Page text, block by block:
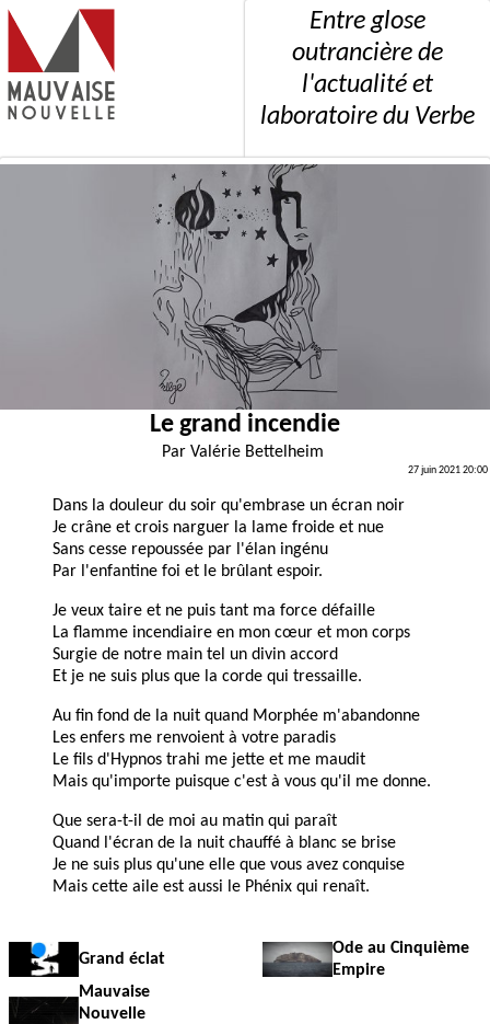
Entre glose
outrancière de
l'actualité et
laboratoire du Verbe
Le grand incendie
Par Valérie Bettelheim
27 juin 2021 20:00
Dans la douleur du soir qu'embrase un écran noir
Je crâne et crois narguer la lame froide et nue
Sans cesse repoussée par l'élan ingénu
Par l'enfantine foi et le brûlant espoir.
Je veux taire et ne puis tant ma force défaille
La flamme incendiaire en mon cœur et mon corps
Surgie de notre main tel un divin accord
Et je ne suis plus que la corde qui tressaille.
Au fin fond de la nuit quand Morphée m'abandonne
Les enfers me renvoient à votre paradis
Le fils d'Hypnos trahi me jette et me maudit
Mais qu'importe puisque c'est à vous qu'il me donne.
Que sera-t-il de moi au matin qui paraît
Quand l'écran de la nuit chauffé à blanc se brise
Je ne suis plus qu'une elle que vous avez conquise
Mais cette aile est aussi le Phénix qui renaît.
Grand éclat
Ode au Cinquième
Empire
Mauvaise
Nouvelle